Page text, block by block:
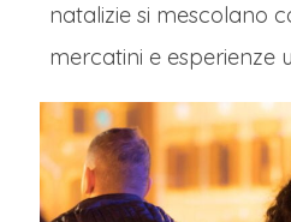
natalizie si mescolano
mercatini e esperienze